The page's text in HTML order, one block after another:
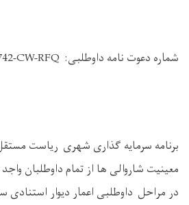
شماره دعوت نامه داوطلبی: AF-IDLG-CIP-215742-CW-RFQ
برنامه سرمایه گذاری شهری ریاست
معینیت شاروالی ها از تمام داوطلبان
در مراحل داوطلبی اعمار دیوار